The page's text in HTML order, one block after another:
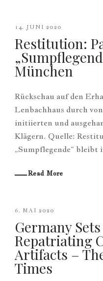
14. JUNI 2020
Restitution:
München
Rückschau auf den
Lenbachhaus durch
initiierten und
Klägern. Quelle:
„Sumpflegende“ bleibt
Read More
6. MAI 2020
Germany
Repatriating
Artifacts –
Times